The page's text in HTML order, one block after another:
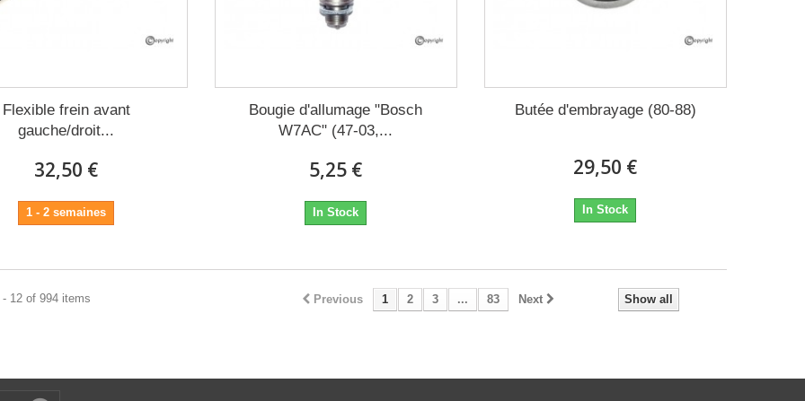
Flexible frein avant
gauche/droit...
32,50 €
1 - 2 semaines
Bougie d'allumage "Bosch
W7AC" (47-03,...
5,25 €
In Stock
Butée d'embrayage (80-88)
29,50 €
In Stock
Show all
Previous 1 2 3 ... 83 Next
12 of 994 items